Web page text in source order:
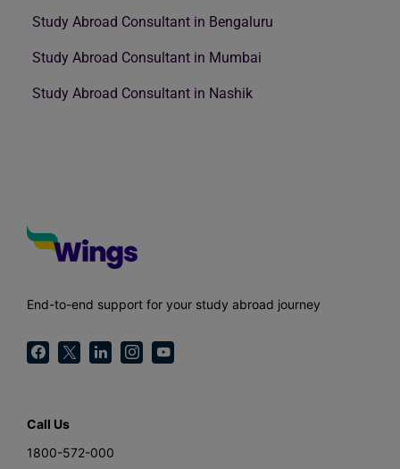
Study Abroad Consultant in Bengaluru
Study Abroad Consultant in Mumbai
Study Abroad Consultant in Nashik
End-to-end support for your study abroad journey
Call Us
1800-572-000